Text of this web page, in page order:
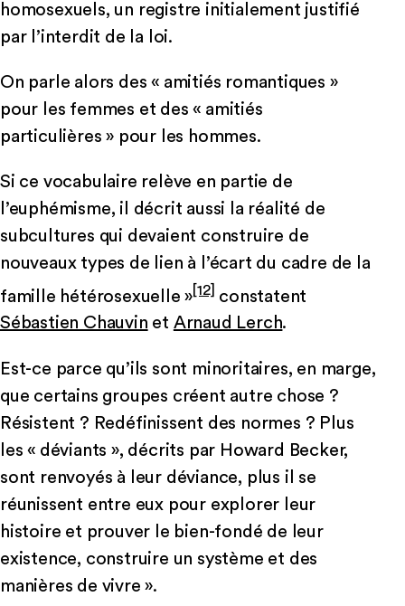
homosexuels, un registre initialement justifié
par l’interdit de la loi.
On parle alors des « amitiés romantiques »
pour les femmes et des « amitiés
particulières » pour les hommes.
Si ce vocabulaire relève en partie de
l’euphémisme, il décrit aussi la réalité de
subcultures qui devaient construire de
nouveaux types de lien à l’écart du cadre de la
famille hétérosexuelle » [12]
constatent
Sébastien Chauvin et Arnaud Lerch.
Est-ce parce qu’ils sont minoritaires, en marge,
que certains groupes créent autre chose ?
Résistent ? Redéfinissent des normes ? Plus
les « déviants », décrits par Howard Becker,
sont renvoyés à leur déviance, plus il se
réunissent entre eux pour explorer leur
histoire et prouver le bien-fondé de leur
existence, construire un système et des
manières de vivre ».